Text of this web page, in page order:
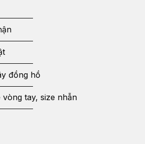
đồng hồ
tay, size nhẫn